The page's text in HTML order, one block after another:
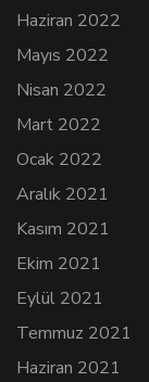
Haziran 2022
Mayıs 2022
Nisan 2022
Mart 2022
Ocak 2022
Aralık 2021
Kasım 2021
Ekim 2021
Eylül 2021
Temmuz 2021
Haziran 2021